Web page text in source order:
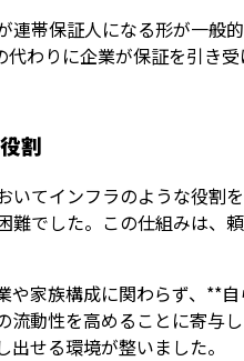
連帯保証人になる形が一般
代わりに企業が保証を引き
割
いてインフラのような役割
難でした。この仕組みは、
や家族構成に関わらず、**
流動性を高めることに寄与
せる環境が整いました。